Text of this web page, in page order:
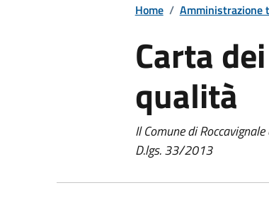
Home / Amministrazione
Carta
qualità
Il Comune di
D.lgs. 33/2013